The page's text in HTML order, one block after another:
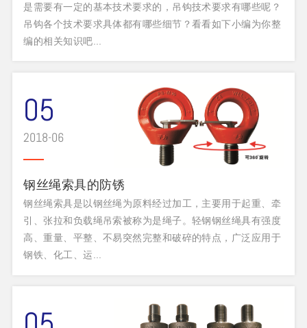
是需要有一定的基本技术要求的，吊钩技术要求有哪些呢？
吊钩各个技术要求具体都有哪些细节？看看如下小编为你整
编的相关知识吧...
05
2018-06
钢丝绳索具的防锈
钢丝绳索具是以钢丝绳为原料经过加工，主要用于起重、牵
引、张拉和负载绳吊索被称为是绳子。轻钢钢丝绳具有强度
高、重量、平整、不易突然完整和破碎的特点，广泛应用于
钢铁、化工、运...